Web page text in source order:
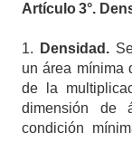
Artículo3°.
1. Densidad.
un área mínima
de la
dimensión de
condición